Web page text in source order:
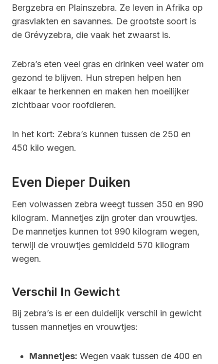
Bergzebra en Plainszebra. Ze leven in Afrika op
grasvlakten en savannes. De grootste soort is
de Grévyzebra, die vaak het zwaarst is.
Zebra’s eten veel gras en drinken veel water om
gezond te blijven. Hun strepen helpen hen
elkaar te herkennen en maken hen moeilijker
zichtbaar voor roofdieren.
In het kort: Zebra’s kunnen tussen de 250 en
450 kilo wegen.
Even Dieper Duiken
Een volwassen zebra weegt tussen 350 en 990
kilogram. Mannetjes zijn groter dan vrouwtjes.
De mannetjes kunnen tot 990 kilogram wegen,
terwijl de vrouwtjes gemiddeld 570 kilogram
wegen.
Verschil In Gewicht
Bij zebra’s is er een duidelijk verschil in gewicht
tussen mannetjes en vrouwtjes:
Mannetjes: Wegen vaak tussen de 400 en